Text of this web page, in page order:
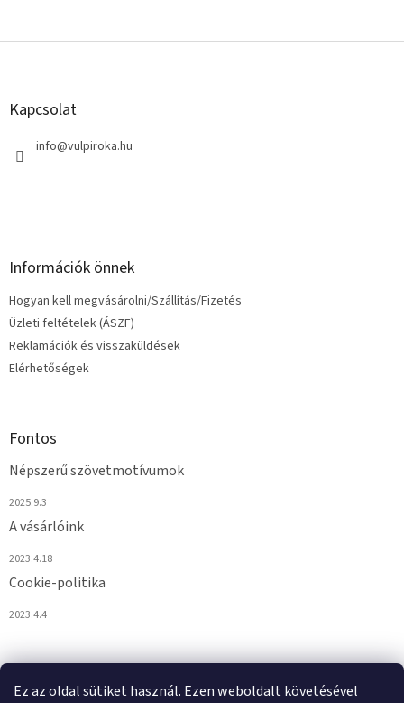
Ez az oldal sütiket használ. Ezen weboldalt követésével
L
Kapcsolat
info@vulpiroka.hu
Információk önnek
Hogyan kell megvásárolni/Szállítás/Fizetés
Üzleti feltételek (ÁSZF)
Reklamációk és visszaküldések
Elérhetőségek
Fontos
Népszerű szövetmotívumok
2025.9.3
A vásárlóink
2023.4.18
Cookie-politika
2023.4.4